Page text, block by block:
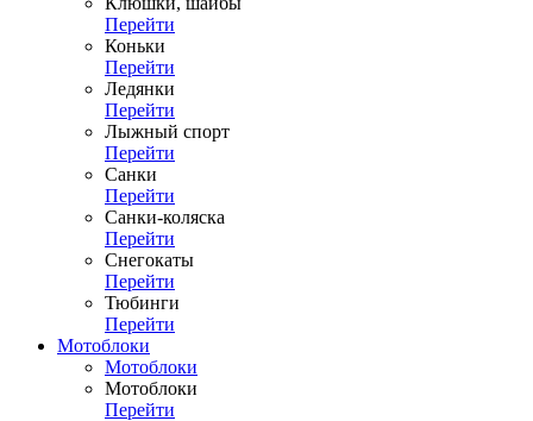
Перейти
Коньки
Перейти
Ледянки
Перейти
Лыжный спорт
Перейти
Санки
Перейти
Санки-коляска
Перейти
Снегокаты
Перейти
Тюбинги
Перейти
Мотоблоки
Мотоблоки
Мотоблоки
Перейти